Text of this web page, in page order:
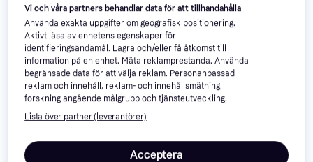
DDR5 6400MHz
2x16GB
(CP2K16G64C38U5B)
Apple AirPods 4
Vi och våra partners behandlar data för att tillhandahålla
Använda exakta uppgifter om geografisk positionering.
Aktivt läsa av enhetens egenskaper för
identifieringsändamål. Lagra och/eller få åtkomst till
information på en enhet. Mäta reklamprestanda. Använda
begränsade data för att välja reklam. Personanpassad
reklam och innehåll, reklam- och innehållsmätning,
forskning angående målgrupp och tjänsteutveckling.
Lista över partner (leverantörer)
Acceptera